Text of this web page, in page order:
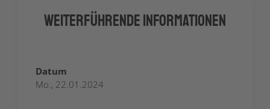
Weiterführende Informationen
Datum
Mo., 22.01.2024